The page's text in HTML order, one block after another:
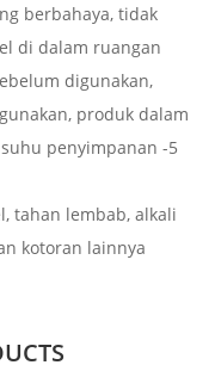
berbahaya, tidak
di dalam ruangan
digunakan,
produk dalam
penyimpanan -5
tahan lembab, alkali
kotoran lainnya